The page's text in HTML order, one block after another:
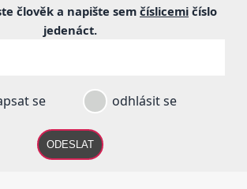
člověk a napište sem číslicemi číslo
jedenáct.
se odhlásit se
ODESLAT